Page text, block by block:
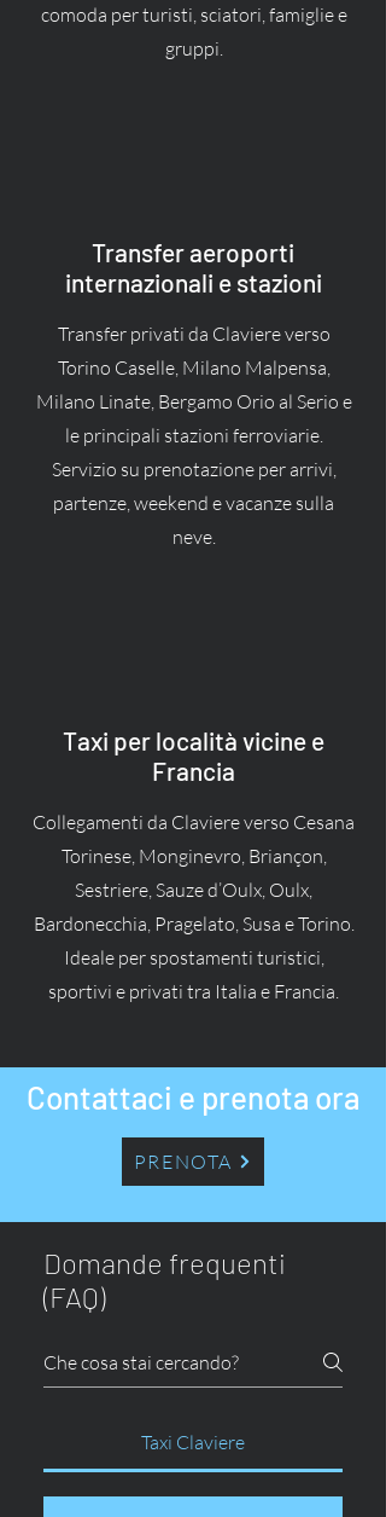
comoda per turisti, sciatori, famiglie e
gruppi.
Transfer aeroporti
internazionali e stazioni
Transfer privati da Claviere verso
Torino Caselle, Milano Malpensa,
Milano Linate, Bergamo Orio al Serio e
le principali stazioni ferroviarie.
Servizio su prenotazione per arrivi,
partenze, weekend e vacanze sulla
neve.
Taxi per località vicine e
Francia
Collegamenti da Claviere verso Cesana
Torinese, Monginevro, Briançon,
Sestriere, Sauze d’Oulx, Oulx,
Bardonecchia, Pragelato, Susa e Torino.
Ideale per spostamenti turistici,
sportivi e privati tra Italia e Francia.
Contattaci e prenota ora
PRENOTA
Domande frequenti
(FAQ)
Taxi Claviere